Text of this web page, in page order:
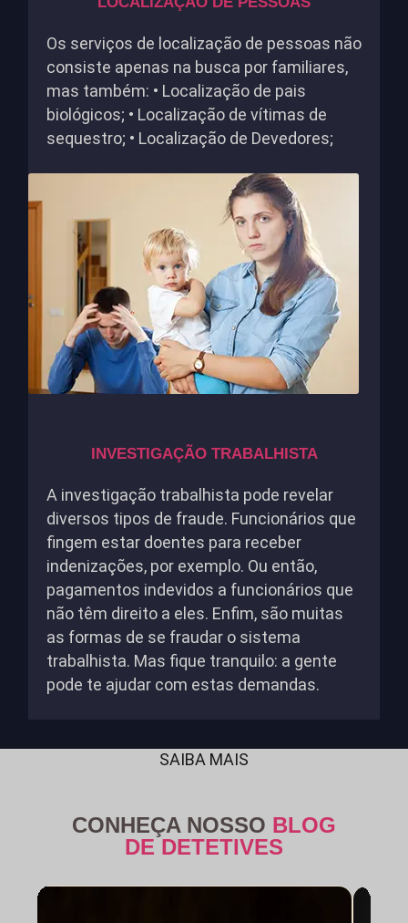
Os serviços de localização de pessoas não
consiste apenas na busca por familiares,
mas também: • Localização de pais
biológicos; • Localização de vítimas de
sequestro; • Localização de Devedores;
INVESTIGAÇÃO TRABALHISTA
A investigação trabalhista pode revelar
diversos tipos de fraude. Funcionários que
fingem estar doentes para receber
indenizações, por exemplo. Ou então,
pagamentos indevidos a funcionários que
não têm direito a eles. Enfim, são muitas
as formas de se fraudar o sistema
trabalhista. Mas fique tranquilo: a gente
pode te ajudar com estas demandas.
SAIBA MAIS
CONHEÇA NOSSO BLOG
DE DETETIVES